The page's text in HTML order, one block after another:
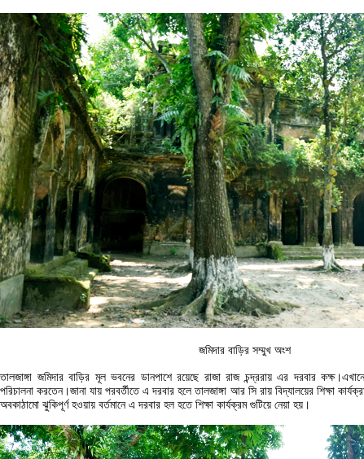
জমিদার বাড়ির সম্মুখ অংশ
তালজাঙ্গা জমিদার বাড়ির মূল ভবনের ডানপাশে রয়েছে রাজা রাজ চন্দ্ররায় এর দরবার
পরিচালনা করতেন।জানা যায় পরবর্তীতে এ দরবার হলে তালজাঙ্গা আর সি রায় বিদ্যালয়ের শিক্ষা
অবকাঠামো ঝুকিপূর্ণ হওয়ায় বর্তমানে এ দরবার হল হতে শিক্ষা কার্যক্রম গুটিয়ে নেয়া হয়।